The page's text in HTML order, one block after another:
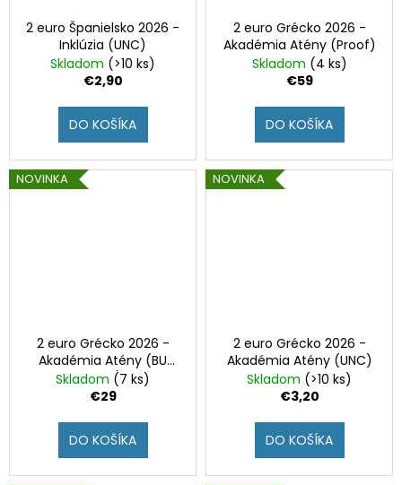
2 euro Španielsko 2026 -
Inklúzia (UNC)
Skladom (>10 ks)
€2,90
DO KOŠÍKA
2 euro Grécko 2026 -
Akadémia Atény (Proof)
Skladom (4 ks)
€59
DO KOŠÍKA
NOVINKA
2 euro Grécko 2026 -
Akadémia Atény (BU
karta)
Skladom (7 ks)
€29
DO KOŠÍKA
NOVINKA
2 euro Grécko 2026 -
Akadémia Atény (UNC)
Skladom (>10 ks)
€3,20
DO KOŠÍKA